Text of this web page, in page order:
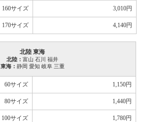
160サイズ 3,010円
170サイズ 4,140円
北陸 東海
北陸：富山 石川 福井
東海： 静岡 愛知 岐阜 三重
60サイズ 1,150円
80サイズ 1,440円
100サイズ 1,780円